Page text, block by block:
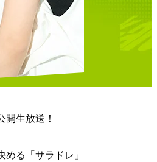
開生放送！
る「サラドレ」